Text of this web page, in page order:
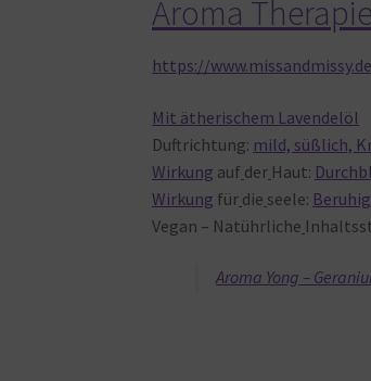
Aroma
https://
Mit ätherischem Lavendelöl
Duftrichtung: mild, süßlich,
Wirkung auf der Haut:
Wirkung für die seele:
Vegan – Natührliche
Aroma Yong –